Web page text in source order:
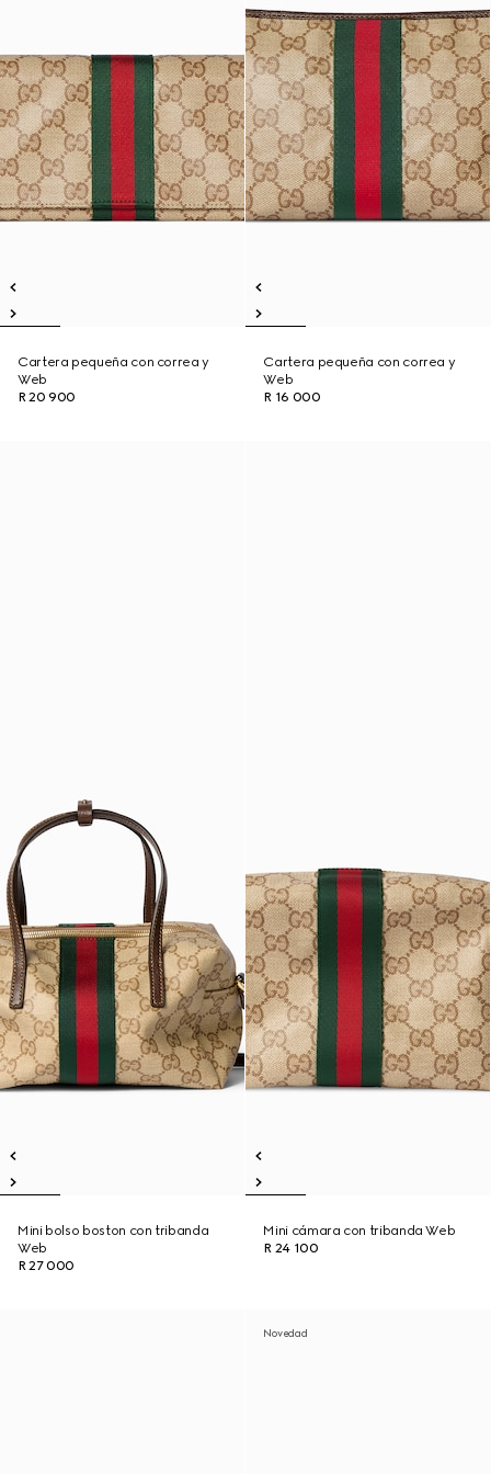
Cartera pequeña con correa y
Web
R 20 900
Cartera pequeña con correa y
Web
R 16 000
Mini bolso boston con tribanda
Web
R 27 000
Mini cámara con tribanda Web
R 24 100
Novedad